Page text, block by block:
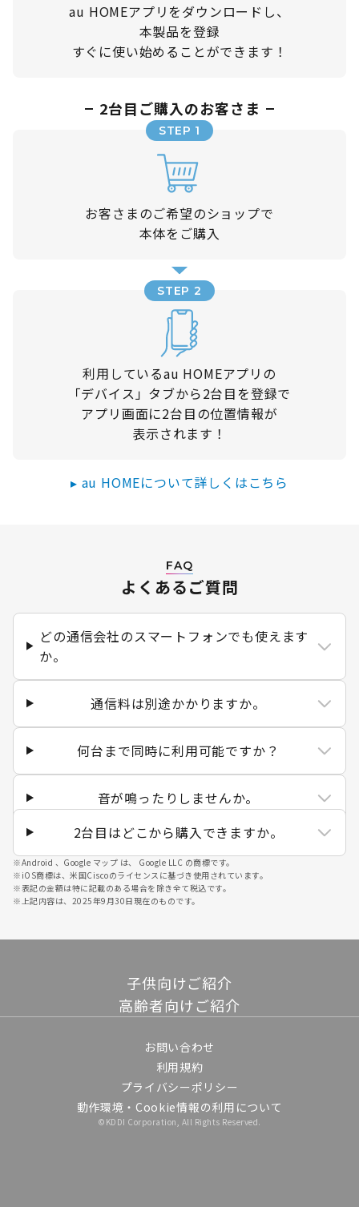
au HOMEアプリをダウンロードし、
本製品を登録
すぐに使い始めることができます！
2台目ご購入のお客さま
STEP 1
お客さまのご希望のショップで
本体をご購入
STEP 2
利用しているau HOMEアプリの
「デバイス」タブから2台目を登録で
アプリ画面に2台目の位置情報が
表示されます！
▸ au HOMEについて詳しくはこちら
FAQ
よくあるご質問
どの通信会社のスマートフォンでも使えます
か。
通信料は別途かかりますか。
何台まで同時に利用可能ですか？
音が鳴ったりしませんか。
2台目はどこから購入できますか。
※Android 、Google マップ は、 Google LLC の商標です。
※ iOS商標は、米国Ciscoのライセンスに基づき使用されています。
※表記の金額は特に記載のある場合を除き全て税込です。
※ 上記内容は、2025年9月30日現在のものです。
子供向けご紹介
高齢者向けご紹介
お問い合わせ
利用規約
プライバシーポリシー
動作環境・Cookie情報の利用について
©KDDI Corporation, All Rights Reserved.